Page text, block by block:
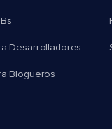
Desarrolladores
Blogueros